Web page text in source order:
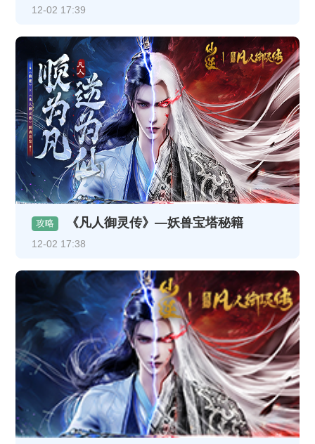
12-02 17:39
攻略 《凡人御灵传》—妖兽宝塔秘籍
12-02 17:38